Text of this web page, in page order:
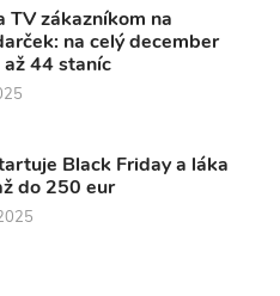
TV zákazníkom na
na celý december
44 staníc
Black Friday a láka
do 250 eur